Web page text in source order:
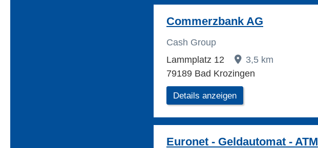
Commerzbank AG
Cash Group
Lammplatz 12
3,5 km
79189 Bad Krozingen
Details anzeigen
Euronet - Geldautomat - ATM